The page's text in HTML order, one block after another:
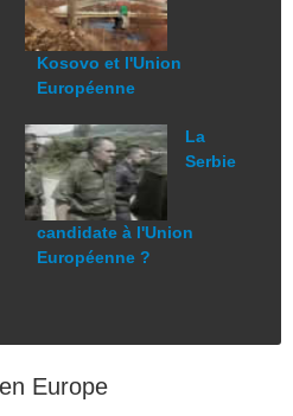
Kosovo et l'Union
Européenne
La
Serbie
candidate à l'Union
Européenne ?
Europe